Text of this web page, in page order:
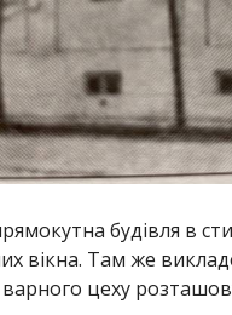
будівля в
вікна. Там же
цеху